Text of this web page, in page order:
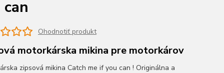
Ohodnotiť produkt
motorkárska mikina pre motorkárov
zipsová mikina Catch me if you can ! Originálna a